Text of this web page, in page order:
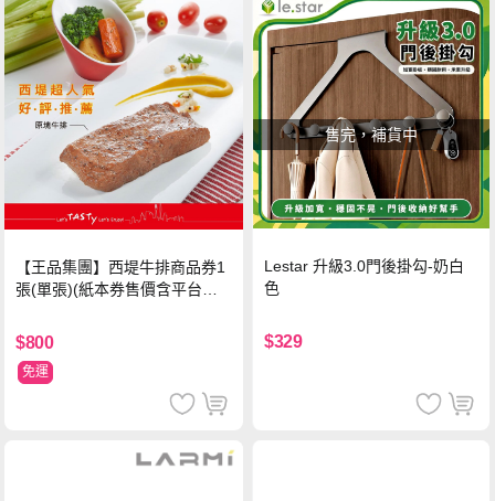
【王品集團】西堤牛排商品券1
張(單張)(紙本券售價含平台物
$800
免運
售完，補貨中
Lestar 升級3.0門後掛勾-奶白
色
$329